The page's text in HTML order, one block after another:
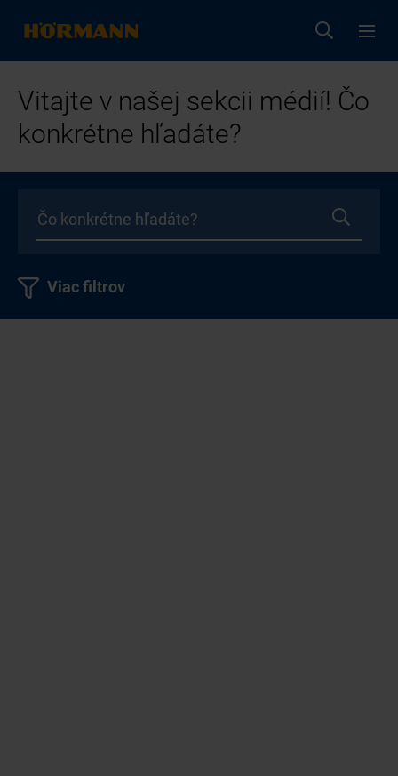
Vitajte v našej sekcii médií! Čo
konkrétne hľadáte?
Viac filtrov